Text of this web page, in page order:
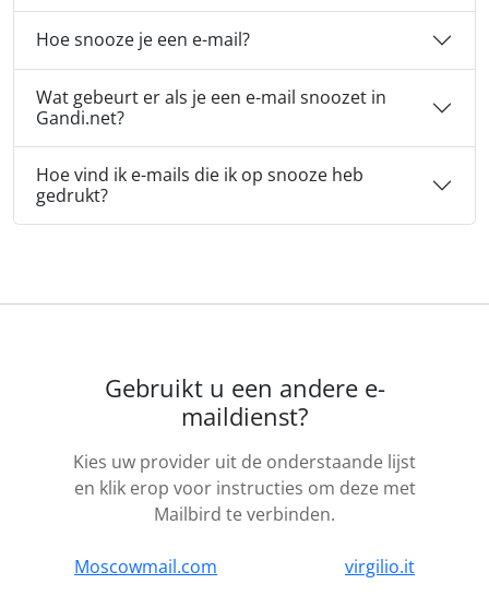
Hoe snooze je een e-mail?
Wat gebeurt er als je een e-mail snoozet in
Gandi.net?
Hoe vind ik e-mails die ik op snooze heb
gedrukt?
Gebruikt u een andere e-
maildienst?
Kies uw provider uit de onderstaande lijst
en klik erop voor instructies om deze met
Mailbird te verbinden.
Moscowmail.com
virgilio.it